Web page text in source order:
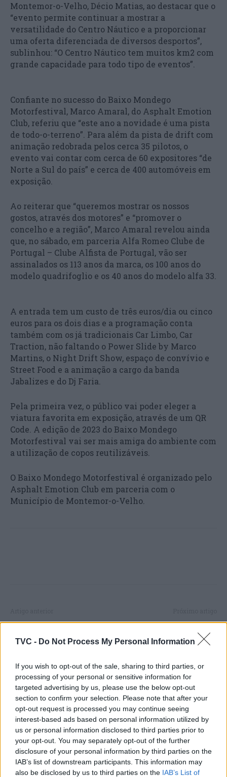
TVC - Do Not Process My Personal Information
If you wish to opt-out of the sale, sharing to third parties, or
processing of your personal or sensitive information for
targeted advertising by us, please use the below opt-out
section to confirm your selection. Please note that after your
opt-out request is processed you may continue seeing
interest-based ads based on personal information utilized by
us or personal information disclosed to third parties prior to
your opt-out. You may separately opt-out of the further
disclosure of your personal information by third parties on the
IAB’s list of downstream participants. This information may
also be disclosed by us to third parties on the IAB’s List of
Montemor-o-Velho, Décio Matias, ao destacar que o
“evento permite continuar a mostrar a
versatilidade do Centro Náutico e a proporcionar
uma oferta diferenciada de diversos desportos”,
sublinhou: “O Centro Náutico tem muitos km2 com
grande capacidade para todo tipo de eventos”.
Confiante no sucesso do Baixo Mondego
Motorfestival, Marco Amaral, do Asphalt Emotion
Club, referiu que “este ano a novidade é uma pista
de todo-o-terreno”. Para além da pista de drift com
animação redobrada pelos cerca 35 pilotos, o
evento vai contar com cerca de 60 expositores “de
Norte a Sul do país” e cerca de 400 automóveis em
exposição.
Ao reiterar que “queremos mostrar os nossos
gostos, através dos motores” e “promover o
concelho e a região”, Marco Amaral revelou ainda
que, no sábado, em parceria Alfa Romeo Clube de
Portugal – Clube Alfista de Portugal, vão ser
assinalados os 113 anos da marca, os 100 anos do
modelo quadrifoglio e os 40 anos do modelo alfa 33.
A entrada tem um custo de três euros/dia ou cinco
euros para os dois dias e a programação conta
também com os já tradicionais Car Limbo, Car
Traction, não faltando o Power Slide by Marco
Martins, o Night Drift Show, espaço de convívio e
Street Food e a animação a cargo da banda
Jabalizes e do Dj Faria.
Pela primeira vez, o público vai poder eleger a
viatura favorita em exposição, através de um QR
Code. A edição de 2023 do Baixo Mondego
Motorfestival vai ser mais amiga do ambiente com
a utilização de copos reutilizáveis.
O Baixo Mondego Motorfestival é organizado pelo
Asphalt Emotion Club em parceria com o
Município de Montemor-o-Velho.
Areal da Praia de Mira
recebe Troféu Distrital de
Futebol de Praia
Mosteiro de Santa Clara-a-
Velha em Coimbra prepara
novo investimento de 1,8
ARTIGOS RELACIONADOSMAIS DO AUTOR